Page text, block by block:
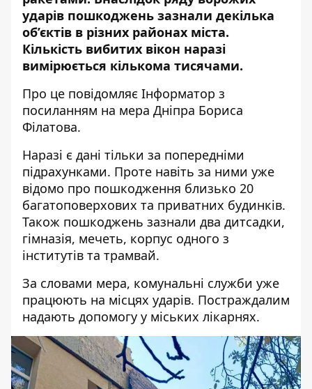
ударів пошкоджень зазнали декілька
об’єктів в різних районах міста.
Кількість вибитих вікон наразі
вимірюється кількома тисячами.
Про це повідомляє Інформатор з
посиланням на мера Дніпра Бориса
Філатова.
Наразі є дані тільки за попередніми
підрахунками. Проте навіть за ними уже
відомо про пошкодження близько 20
багатоповерхових та приватних будинків.
Також пошкоджень зазнали два дитсадки,
гімназія, мечеть, корпус одного з
інститутів та трамвай.
За словами мера, комунальні служби уже
працюють на місцях ударів. Постраждалим
надають допомогу у міських лікарнях.